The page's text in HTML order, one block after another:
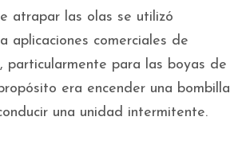
atrapar las olas se utilizó
aplicaciones comerciales de
particularmente para las boyas de
era encender una bombilla
una unidad intermitente.